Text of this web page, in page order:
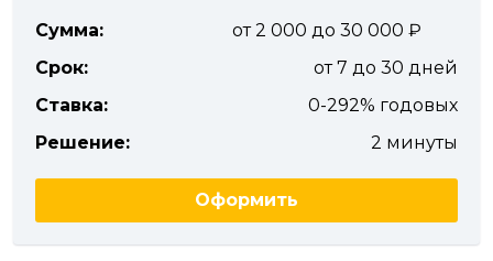
Сумма:
от 2 000 до 30 000
Срок:
от 7 до 30 дней
Ставка:
0-292% годовых
Решение:
2 минуты
Оформить